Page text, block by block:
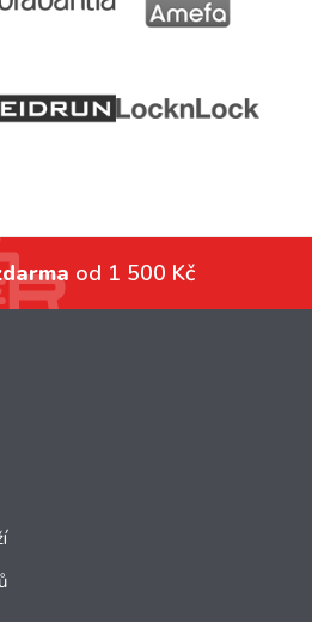
od 1 500 Kč